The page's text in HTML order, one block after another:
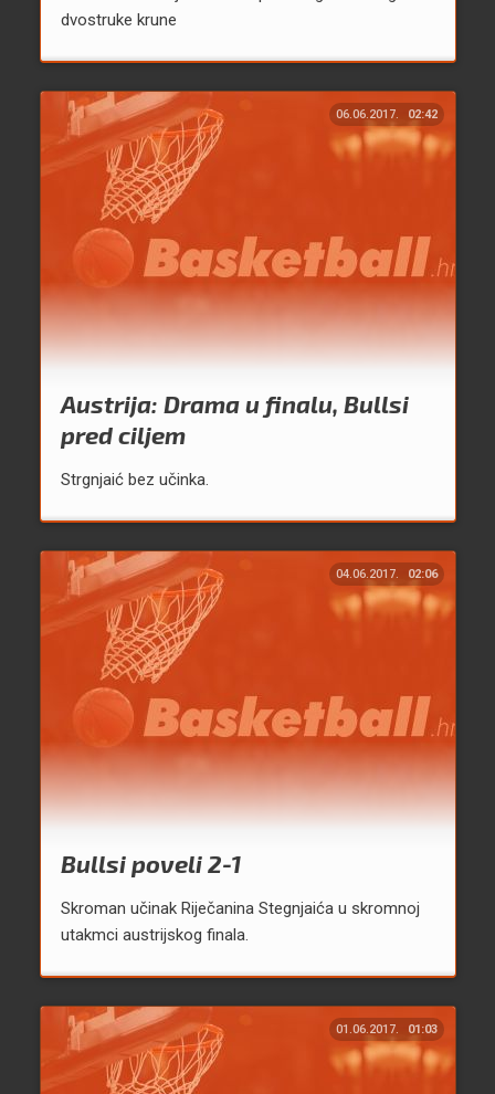
dvostruke krune
06.06.2017. 02:42
Austrija: Drama u finalu, Bullsi
pred ciljem
Strgnjaić bez učinka.
04.06.2017. 02:06
Bullsi poveli 2-1
Skroman učinak Riječanina Stegnjaića u skromnoj
utakmci austrijskog finala.
01.06.2017. 01:03